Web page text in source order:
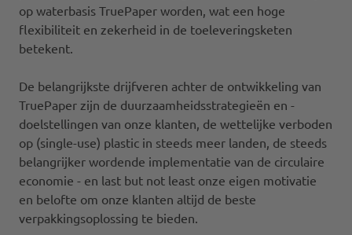
op waterbasis TruePaper worden, wat een hoge
flexibiliteit en zekerheid in de toeleveringsketen
betekent.
De belangrijkste drijfveren achter de ontwikkeling van
TruePaper zijn de duurzaamheidsstrategieën en -
doelstellingen van onze klanten, de wettelijke verboden
op (single-use) plastic in steeds meer landen, de steeds
belangrijker wordende implementatie van de circulaire
economie - en last but not least onze eigen motivatie
en belofte om onze klanten altijd de beste
verpakkingsoplossing te bieden.